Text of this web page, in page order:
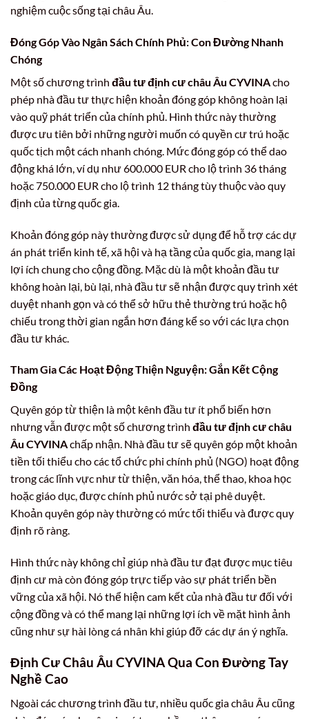
nghiệm cuộc sống tại châu Âu.
Đóng Góp Vào Ngân Sách Chính Phủ: Con Đường Nhanh
Chóng
Một số chương trình đầu tư định cư châu Âu CYVINAcho
phép nhà đầu tư thực hiện khoản đóng góp không hoàn lại
vào quỹ phát triển của chính phủ. Hình thức này thường
được ưu tiên bởi những người muốn có quyền cư trú hoặc
quốc tịch một cách nhanh chóng. Mức đóng góp có thể dao
động khá lớn, ví dụ như 600.000 EUR cho lộ trình 36 tháng
hoặc 750.000 EUR cho lộ trình 12 tháng tùy thuộc vào quy
định của từng quốc gia.
Khoản đóng góp này thường được sử dụng để hỗ trợ các dự
án phát triển kinh tế, xã hội và hạ tầng của quốc gia, mang lại
lợi ích chung cho cộng đồng. Mặc dù là một khoản đầu tư
không hoàn lại, bù lại, nhà đầu tư sẽ nhận được quy trình xét
duyệt nhanh gọn và có thể sở hữu thẻ thường trú hoặc hộ
chiếu trong thời gian ngắn hơn đáng kể so với các lựa chọn
đầu tư khác.
Tham Gia Các Hoạt Động Thiện Nguyện: Gắn Kết Cộng
Đồng
Quyên góp từ thiện là một kênh đầu tư ít phổ biến hơn
nhưng vẫn được một số chương trình đầu tư định cư châu
Âu CYVINAchấp nhận. Nhà đầu tư sẽ quyên góp một khoản
tiền tối thiểu cho các tổ chức phi chính phủ (NGO) hoạt động
trong các lĩnh vực như từ thiện, văn hóa, thể thao, khoa học
hoặc giáo dục, được chính phủ nước sở tại phê duyệt.
Khoản quyên góp này thường có mức tối thiểu và được quy
định rõ ràng.
Hình thức này không chỉ giúp nhà đầu tư đạt được mục tiêu
định cư mà còn đóng góp trực tiếp vào sự phát triển bền
vững của xã hội. Nó thể hiện cam kết của nhà đầu tư đối với
cộng đồng và có thể mang lại những lợi ích về mặt hình ảnh
cũng như sự hài lòng cá nhân khi giúp đỡ các dự án ý nghĩa.
Định Cư Châu Âu CYVINA Qua Con Đường Tay
Nghề Cao
Ngoài các chương trình đầu tư, nhiều quốc gia châu Âu cũng